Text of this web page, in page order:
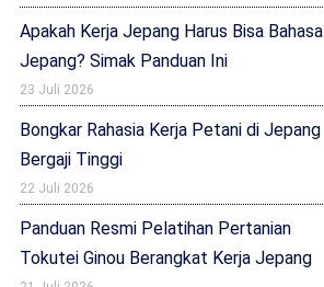
Apakah Kerja Jepang Harus Bisa Bahasa
Jepang? Simak Panduan Ini
23 Juli 2026
Bongkar Rahasia Kerja Petani di Jepang
Bergaji Tinggi
22 Juli 2026
Panduan Resmi Pelatihan Pertanian
Tokutei Ginou Berangkat Kerja Jepang